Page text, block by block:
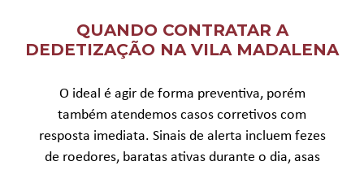
QUANDO CONTRATAR A
DEDETIZAÇÃO NA VILA MADALENA
O ideal é agir de forma preventiva, porém
também atendemos casos corretivos com
resposta imediata. Sinais de alerta incluem fezes
de roedores, baratas ativas durante o dia, asas